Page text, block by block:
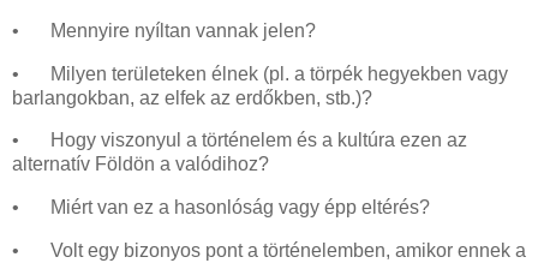
• Mennyire nyíltan vannak jelen?
•
Milyen területeken élnek (pl. a törpék hegyekben vagy
barlangokban, az elfek az erdőkben, stb.)?
•
Hogy viszonyul a történelem és a kultúra ezen az
alternatív Földön a valódihoz?
• Miért van ez a hasonlóság vagy épp eltérés?
•
Volt egy bizonyos pont a történelemben, amikor ennek a